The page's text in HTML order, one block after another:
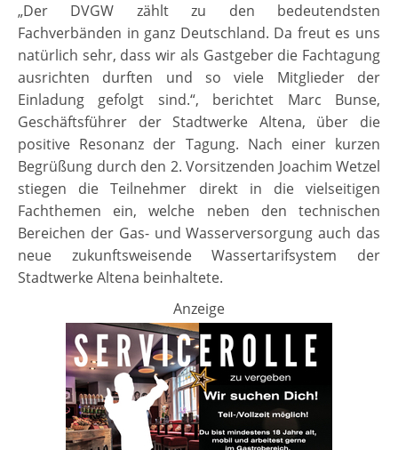
„Der DVGW zählt zu den bedeutendsten
Fachverbänden in ganz Deutschland. Da freut es uns
natürlich sehr, dass wir als Gastgeber die Fachtagung
ausrichten durften und so viele Mitglieder der
Einladung gefolgt sind.“, berichtet Marc Bunse,
Geschäftsführer der Stadtwerke Altena, über die
positive Resonanz der Tagung. Nach einer kurzen
Begrüßung durch den 2. Vorsitzenden Joachim Wetzel
stiegen die Teilnehmer direkt in die vielseitigen
Fachthemen ein, welche neben den technischen
Bereichen der Gas- und Wasserversorgung auch das
neue zukunftsweisende Wassertarifsystem der
Stadtwerke Altena beinhaltete.
Anzeige